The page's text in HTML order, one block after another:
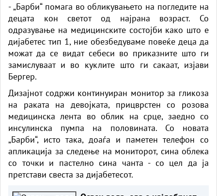
- „Барби“ помага во обликувањето на погледите на
децата кон светот од најрана возраст. Со
одразување на медицинските состојби како што е
дијабетес тип 1, ние обезбедуваме повеќе деца да
можат да се видат себеси во приказните што ги
замислуваат и во куклите што ги сакаат, изјави
Бергер.
Дизајнот содржи континуиран монитор за гликоза
на раката на девојката, прицврстен со розова
медицинска лента во облик на срце, заедно со
инсулинска пумпа на половината. Со новата
„Барби“, исто така, доаѓа и паметен телефон со
апликација за следење на мониторот, сина облека
со точки и пастелно сина чанта - со цел да ја
претстави свеста за дијабетесот.